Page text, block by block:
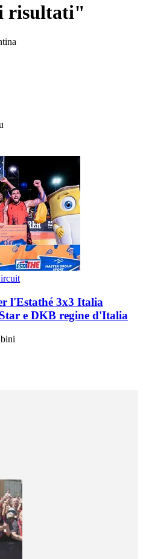
risultati"
l'Estathé 3x3 Italia
e DKB regine d'Italia